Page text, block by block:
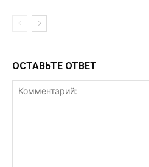
ОСТАВЬТЕ ОТВЕТ